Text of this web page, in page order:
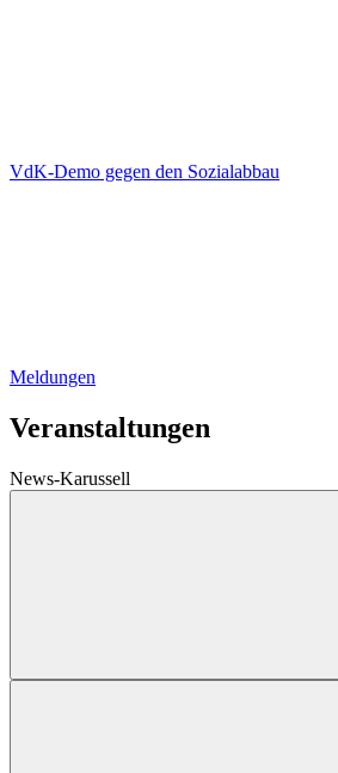
VdK-Demo gegen den Sozialabbau
Meldungen
Veranstaltungen
News-Karussell